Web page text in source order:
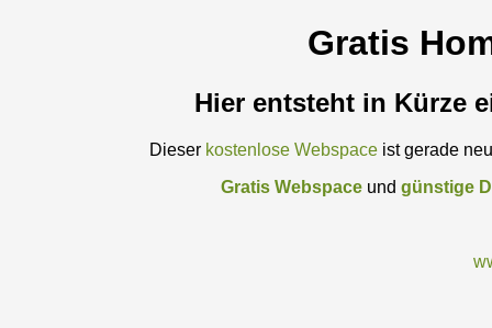
Gratis
Hier entsteht in Kürze
Dieser kostenlose Webspace ist gerade
Gratis Webspace und günstige